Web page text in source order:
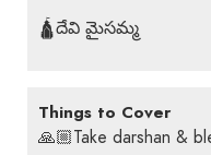
🛕దేవి మైసమ్మ
Things to Cover
🙏🏼Take darshan &